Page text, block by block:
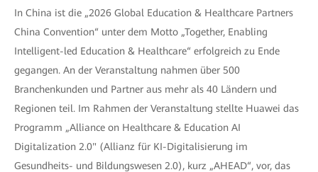
In China ist die „2026 Global Education & Healthcare Partners
China Convention“ unter dem Motto „Together, Enabling
Intelligent-led Education & Healthcare“ erfolgreich zu Ende
gegangen. An der Veranstaltung nahmen über 500
Branchenkunden und Partner aus mehr als 40 Ländern und
Regionen teil. Im Rahmen der Veranstaltung stellte Huawei das
Programm „Alliance on Healthcare & Education AI
Digitalization 2.0" (Allianz für KI-Digitalisierung im
Gesundheits- und Bildungswesen 2.0), kurz „AHEAD“, vor, das